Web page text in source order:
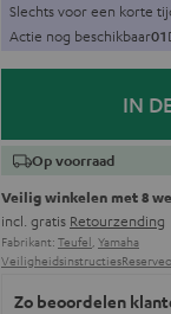
Slechts voor een korte
Actie nog beschikbaar01
IN
Op voorraad
Veilig winkelen met 8
incl. gratis Retourzending
Fabrikant: Teufel, Yamaha
Veiligheidsinstructies
Zo beoordelen